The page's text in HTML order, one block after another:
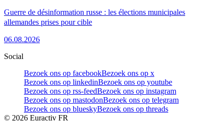
Guerre de désinformation russe : les élections municipales
allemandes prises pour cible
06.08.2026
Social
Bezoek ons op facebookBezoek ons op x
Bezoek ons op linkedinBezoek ons op youtube
Bezoek ons op rss-feedBezoek ons op instagram
Bezoek ons op mastodonBezoek ons op telegram
Bezoek ons op blueskyBezoek ons op threads
© 2026 Euractiv FR